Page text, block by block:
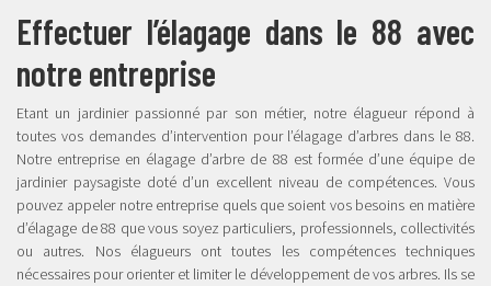
Effectuer l’élagage dans le 88 avec
notre entreprise
Etant un jardinier passionné par son métier, notre élagueur répond à
toutes vos demandes d’intervention pour l’élagage d’arbres dans le 88.
Notre entreprise en élagage d’arbre de 88 est formée d’une équipe de
jardinier paysagiste doté d’un excellent niveau de compétences. Vous
pouvez appeler notre entreprise quels que soient vos besoins en matière
d’élagage de 88 que vous soyez particuliers, professionnels, collectivités
ou autres. Nos élagueurs ont toutes les compétences techniques
nécessaires pour orienter et limiter le développement de vos arbres. Ils se